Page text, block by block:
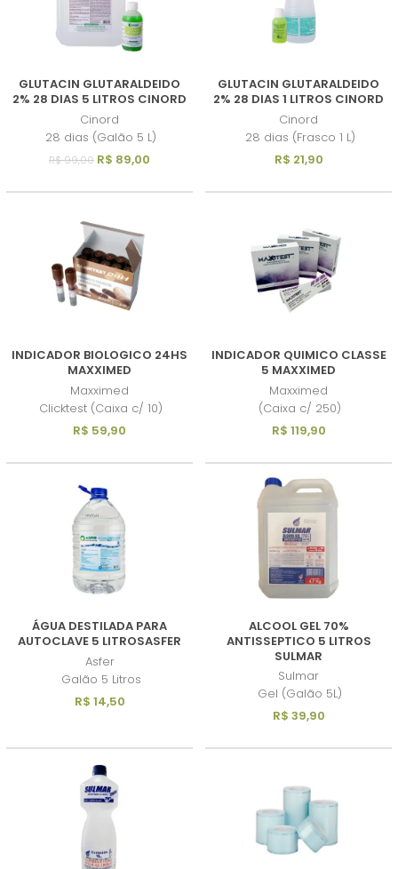
GLUTACIN GLUTARALDEIDO
2% 28 DIAS 5 LITROS CINORD
Cinord
28 dias (Galão 5 L)
R$ 99,00 R$ 89,00
GLUTACIN GLUTARALDEIDO
2% 28 DIAS 1 LITROS CINORD
Cinord
28 dias (Frasco 1 L)
R$ 21,90
INDICADOR BIOLOGICO 24HS
MAXXIMED
Maxximed
Clicktest (Caixa c/ 10)
R$ 59,90
INDICADOR QUIMICO CLASSE
5 MAXXIMED
Maxximed
(Caixa c/ 250)
R$ 119,90
ÁGUA DESTILADA PARA
AUTOCLAVE 5 LITROSASFER
Asfer
Galão 5 Litros
R$ 14,50
ALCOOL GEL 70%
ANTISSEPTICO 5 LITROS
SULMAR
Sulmar
Gel (Galão 5L)
R$ 39,90